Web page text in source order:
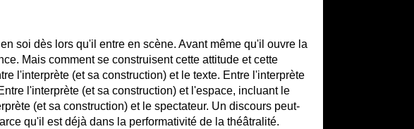
soi dès lors qu'il entre en scène. Avant même qu'il ouvre la
Mais comment se construisent cette attitude et cette
l'interprète (et sa construction) et le texte. Entre l'interprète
l'interprète (et sa construction) et l'espace, incluant le
(et sa construction) et le spectateur. Un discours peut-
qu'il est déjà dans la performativité de la théâtralité.